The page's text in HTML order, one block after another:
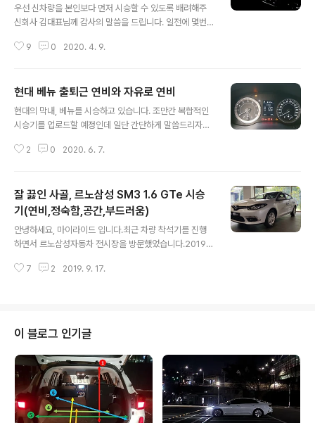
우선 신차량을 본인보다 먼저 시승할 수 있도록 배려해주
신회사 김대표님께 감사의 말씀을 드립니다. 일전에 몇번
상이나 가격표 구성 등의 정보는아래에 첨부하는 이전 포
성 XM3 실차 착석 후기(TCe260,메탈릭블랙) 제가 탑승
한 차량은 클라우드 펄(진주색)에선루프 빠진 풀옵션 차량
으로 RE 시그니처 등급입니다.아래에서 다시 설명하겠지
3일부터 운행하게 되어 현재 1,000km를 조금 넘은 시점
9 0 2020. 4. 9.
현대 베뉴 출퇴근 연비와 자유로 연비
현대의 막내, 베뉴를 시승하고 있습니다. 조만간 복합적인
시승기를 업로드할 예정인데 일단 간단하게 말씀드리자면
아반떼CN7, 기아자동차 최신형 K3와 동일한 파워트레인
500rpm으로 수치적으로는 낮아보일 수 있으나 부드러움
과 탄력성이 우수하고 그리고 1,215kg(17인치 기준)이라
는 가벼운 차체무게 덕분에 복합연비 13.3km/ℓ(도심 12.
4km/ℓ, 고속도로 14.7km/ℓ)의 연비를 낼 수 있습니다.
서 행주대교를 거쳐 파주 문산읍까지 드라이브를 다녀왔습
2 0 2020. 6. 7.
잘 끓인 사골, 르노삼성 SM3 1.6 GTe 시승
기(연비,정숙함,공간,부드러움)
안녕하세요, 마이라이드 입니다.최근 차량 착석기를 진행
하면서 르노삼성자동차 전시장을 방문했었습니다.2019/
SM7 LPE 착석 후기(SM7 LPG, LPLI)2019/08/19 -
올릴 수 있게 되어이번 명절에 충분하게 시승을 한 후 올리
게 되었습니다. 출시된지 10년이 넘은 차량이지만어떠한
장점이 있는지 그리고 단점은 어떠한지,시승 후기는 어떠
한지 하나씩 살펴보도록 하겠습니다. SM3는 지금은 많이
위축되었지만그래도 국내시장에서 아주 중요한 시장인..
7 2 2019. 9. 17.
이 블로그 인기글